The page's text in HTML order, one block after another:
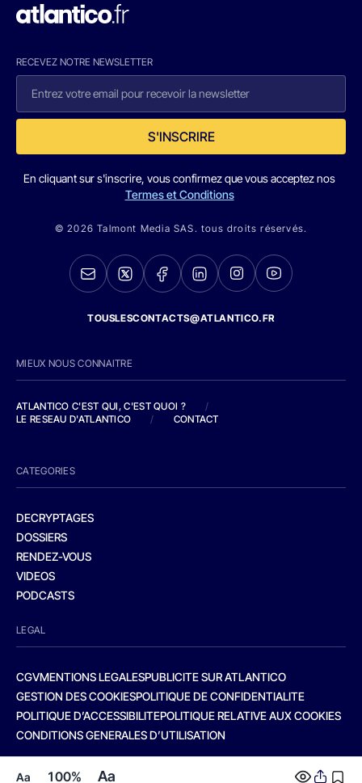
Aa 100% Aa
RECEVEZ NOTRE NEWSLETTER
S'INSCRIRE
En cliquant sur s'inscrire, vous confirmez que vous acceptez nos
Termes et Conditions
© 2026 Talmont Media SAS. tous droits réservés.
TOUSLESCONTACTS@ATLANTICO.FR
MIEUX NOUS CONNAITRE
ATLANTICO C'EST QUI, C'EST QUOI ?
/
LE RESEAU D'ATLANTICO
/ CONTACT
CATEGORIES
DECRYPTAGES
DOSSIERS
RENDEZ-VOUS
VIDEOS
PODCASTS
LEGAL
CGVMENTIONS LEGALESPUBLICITE SUR ATLANTICO
GESTION DES COOKIESPOLITIQUE DE CONFIDENTIALITE
POLITIQUE D’ACCESSIBILITEPOLITIQUE RELATIVE AUX COOKIES
CONDITIONS GENERALES D’UTILISATION